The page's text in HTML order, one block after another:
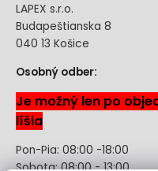
LAPEX s.r.o.
Budapeštianska 8
040 13 Košice
Osobný odber:
Je možný len po
líšia
Pon-Pia: 08:00 -18:00
Sobota: 08:00 - 13:00